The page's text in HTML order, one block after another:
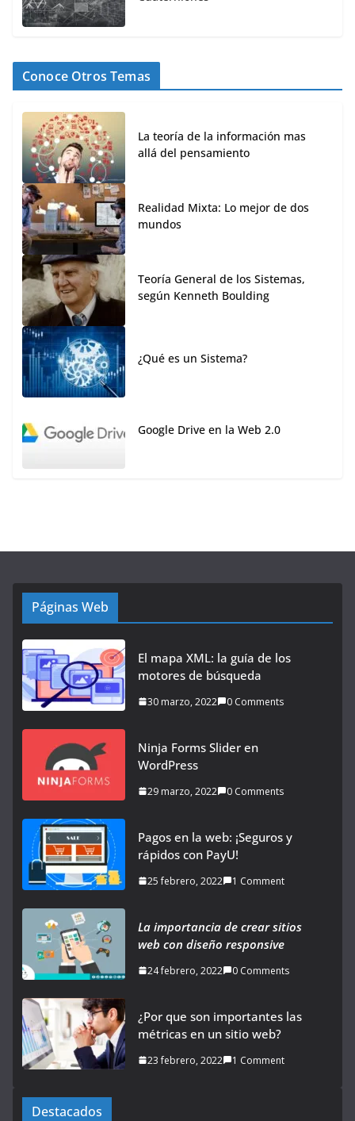
Conoce Otros Temas
La teoría de la información mas
allá del pensamiento
Realidad Mixta: Lo mejor de dos
mundos
Teoría General de los Sistemas,
según Kenneth Boulding
¿Qué es un Sistema?
Google Drive en la Web 2.0
Páginas Web
El mapa XML: la guía de los
motores de búsqueda
30 marzo, 2022 0 Comments
Ninja Forms Slider en
WordPress
29 marzo, 2022 0 Comments
Pagos en la web: ¡Seguros y
rápidos con PayU!
25 febrero, 2022 1 Comment
La importancia de crear sitios
web con diseño responsive
24 febrero, 2022 0 Comments
¿Por que son importantes las
métricas en un sitio web?
23 febrero, 2022 1 Comment
Destacados